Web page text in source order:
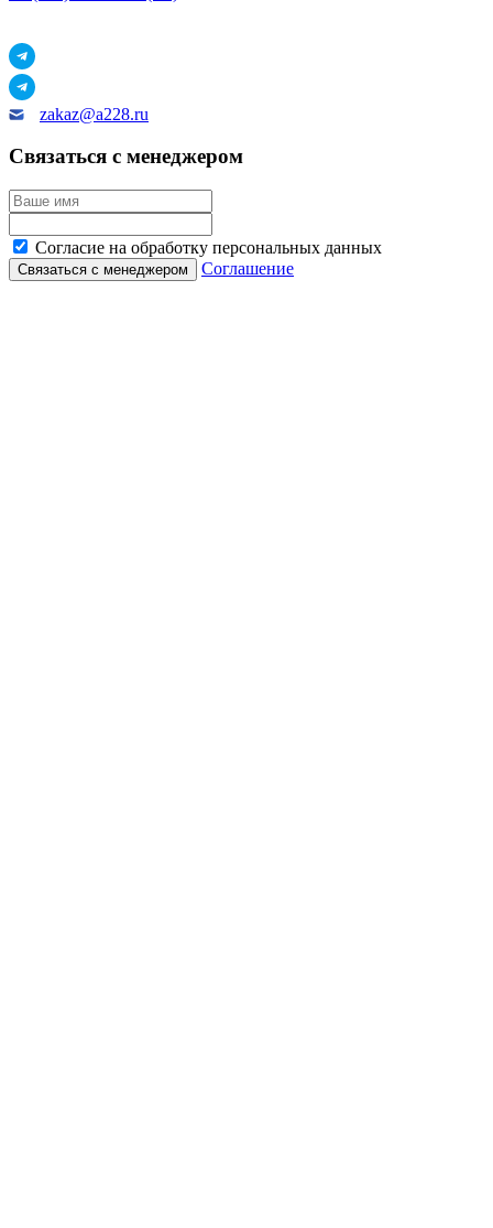
zakaz@a228.ru
Связаться с менеджером
Согласие на обработку персональных данных
Соглашение